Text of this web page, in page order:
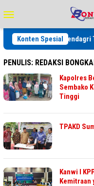
ke
kontenMobile
Konten Spesial
Arahan Mendagri
PENULIS: REDAKSI
Kapolres
Sembako
Tinggi
TPAKD
Kanwi I
Kemitraan